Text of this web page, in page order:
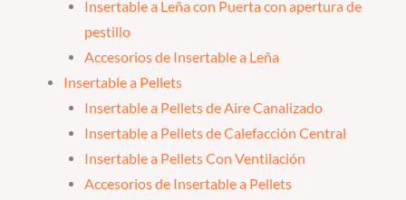
Insertable a Leña con Puerta con apertura de
pestillo
Accesorios de Insertable a Leña
Insertable a Pellets
Insertable a Pellets de Aire Canalizado
Insertable a Pellets de Calefacción Central
Insertable a Pellets Con Ventilación
Accesorios de Insertable a Pellets